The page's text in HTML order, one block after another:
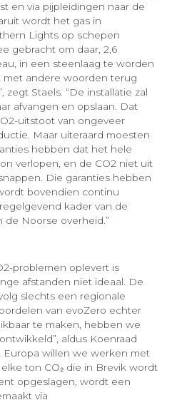
en via pijpleidingen naar de
wordt het gas in
Lights op schepen
gebracht om daar, 2,6
in een steenlaag te worden
met andere woorden terug
zegt Staels. “De installatie zal
afvangen en opslaan. Dat
uitstoot van ongeveer
Maar uiteraard moesten
hebben dat het hele
verlopen, en de CO2 niet uit
Die garanties hebben
bovendien continu
kader van de
de Noorse overheid.”
problemen oplevert is
afstanden niet ideaal. De
slechts een regionale
van evoZero echter
te maken, hebben we
aldus Koenraad
Europa willen we werken met
elke ton CO₂ die in Brevik wordt
opgeslagen, wordt een
via